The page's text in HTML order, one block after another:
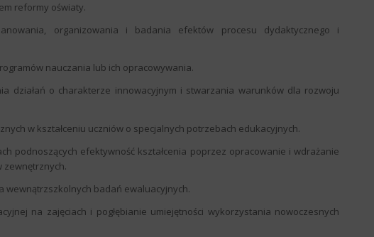
reformy oświaty.
organizowania i badania efektów procesu dydaktycznego i
nauczania lub ich opracowywania.
działań o charakterze innowacyjnym i stwarzania warunków dla rozwoju
w kształceniu uczniów o specjalnych potrzebach edukacyjnych.
podnoszących efektywność kształcenia poprzez opracowanie i wdrażanie
zewnętrznych.
wewnątrzszkolnych badań ewaluacyjnych.
na zajęciach i pogłębianie umiejętności wykorzystania nowoczesnych